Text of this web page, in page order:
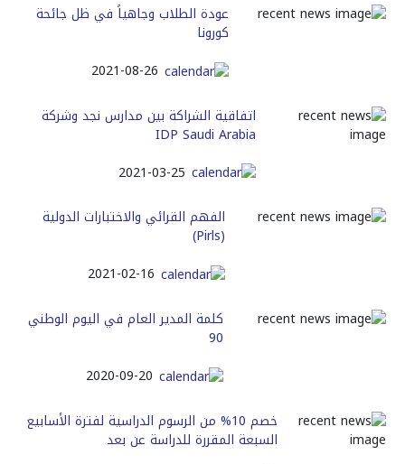
عودة الطلاب وجاهياً في ظل جائحة
كورونا
2021-08-26
اتفاقية الشراكة بين مدارس نجد وشركة
IDP Saudi Arabia
2021-03-25
الفهم القرائي والاختبارات الدولية
(Pirls)
2021-02-16
كلمة المدير العام في اليوم الوطني
90
2020-09-20
خصم 10% من الرسوم الدراسية لفترة الأسابيع
السبعة المقررة للدراسة عن بعد